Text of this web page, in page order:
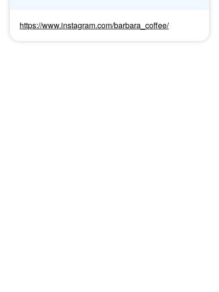
https://www.instagram.com/barbara_coffee/